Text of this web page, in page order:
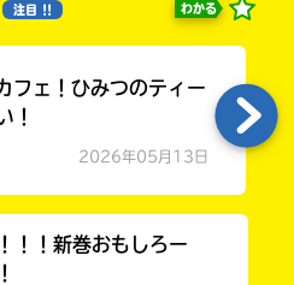
注目 !! わかる
フェ！ひみつのティー
！
2026年05月13日
！！新巻おもしろー